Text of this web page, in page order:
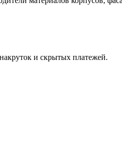
и скрытых платежей.